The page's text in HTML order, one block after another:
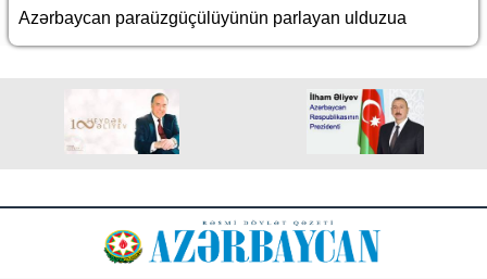
Azərbaycan paraüzgüçülüyünün parlayan ulduzua